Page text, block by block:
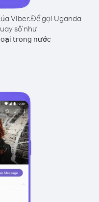
Viber.Để gọi Uganda
số như
trong nước